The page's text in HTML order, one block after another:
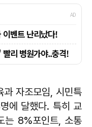
과 자조모임, 시민특
에 달했다. 특히 교
는 8%포인트, 소통